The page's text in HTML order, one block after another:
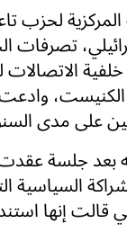
لحزب
تصرفات
الكنيست،
على مدى
بعد جلسة
السياسية
والتي قالت